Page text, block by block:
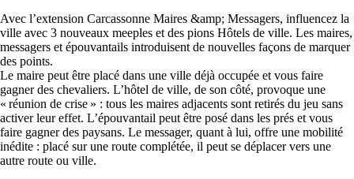
Avec l’extension Carcassonne Maires &amp; Messagers, influencez la
ville avec 3 nouveaux meeples et des pions Hôtels de ville. Les maires,
messagers et épouvantails introduisent de nouvelles façons de marquer
des points.
Le maire peut être placé dans une ville déjà occupée et vous faire
gagner des chevaliers. L’hôtel de ville, de son côté, provoque une
« réunion de crise » : tous les maires adjacents sont retirés du jeu sans
activer leur effet. L’épouvantail peut être posé dans les prés et vous
faire gagner des paysans. Le messager, quant à lui, offre une mobilité
inédite : placé sur une route complétée, il peut se déplacer vers une
autre route ou ville.